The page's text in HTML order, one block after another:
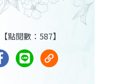
【點閱數：587】